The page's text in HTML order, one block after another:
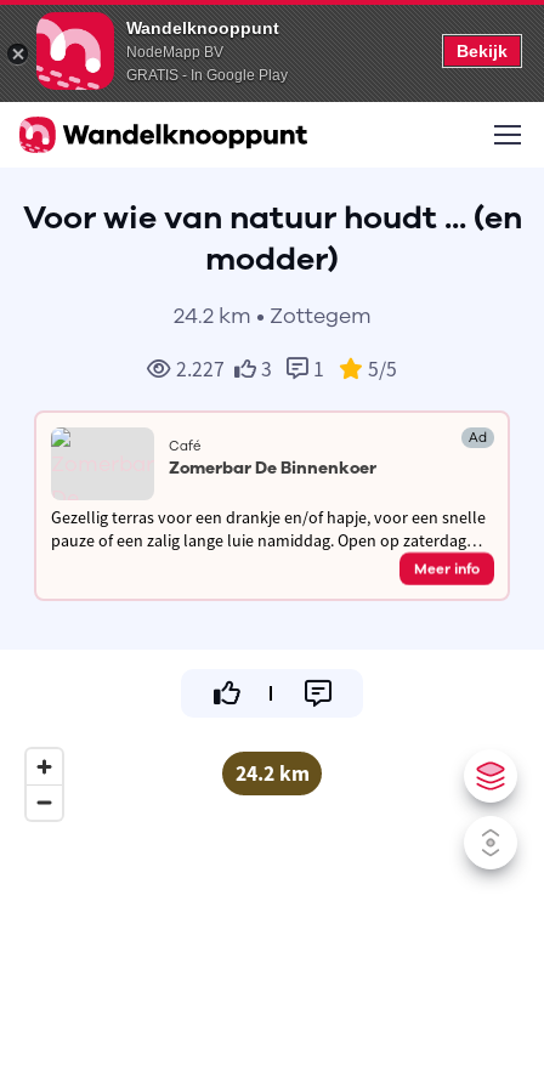
Wandelknooppunt
NodeMapp BV
GRATIS - In Google Play
Bekijk
Voor wie van natuur houdt ... (en
modder)
24.2 km • Zottegem
2.227 3 1 5/5
Café Ad
Zomerbar De Binnenkoer
Gezellig terras voor een drankje en/of hapje, voor een snelle
pauze of een zalig lange luie namiddag. Open op zaterdag
(14u-19u), zondag en feestdagen (11u-18u), van mei tot en
Meer info
24.2 km